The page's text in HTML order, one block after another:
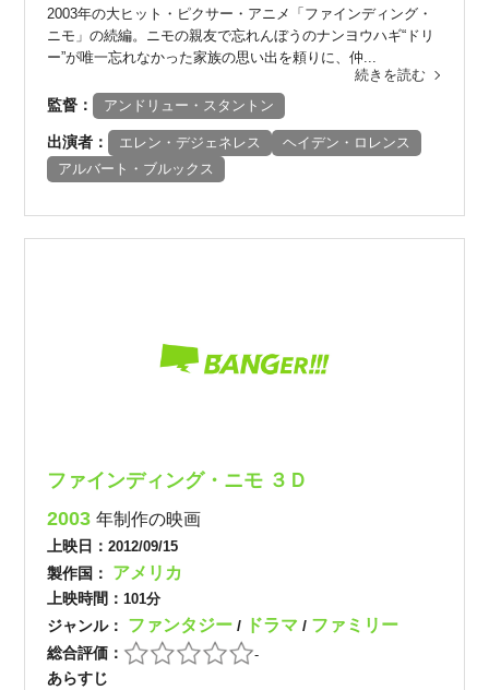
2003年の大ヒット・ピクサー・アニメ「ファインディング・
ニモ」の続編。ニモの親友で忘れんぼうのナンヨウハギ“ドリ
ー”が唯一忘れなかった家族の思い出を頼りに、仲...
続きを読む
監督： アンドリュー・スタントン
出演者： エレン・デジェネレス
ヘイデン・ロレンス
アルバート・ブルックス
ファインディング・ニモ ３Ｄ
2003年制作の映画
上映日：2012/09/15
製作国： アメリカ
上映時間： 101分
ジャンル： ファンタジー/ ドラマ/ ファミリー
総合評価： -
あらすじ